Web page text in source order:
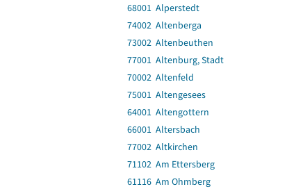
68001 Alperstedt
74002 Altenberga
73002 Altenbeuthen
77001 Altenburg, Stadt
70002 Altenfeld
75001 Altengesees
64001 Altengottern
66001 Altersbach
77002 Altkirchen
71102 Am Ettersberg
61116 Am Ohmberg